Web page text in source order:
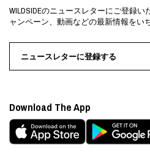
WILDSIDEのニュースレターにご登録
ャンペーン、動画などの最新情報をい
ニュースレターに登録する
Download The App